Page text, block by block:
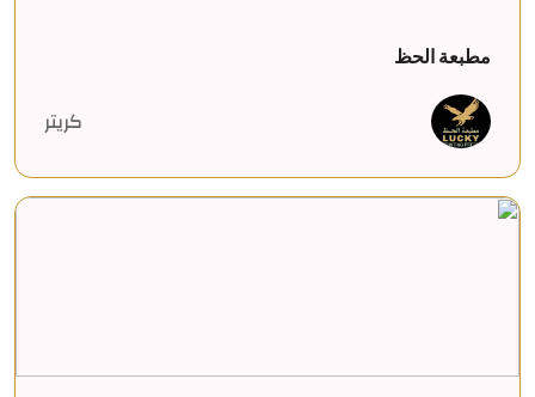
مطبعة الحظ
كريتر